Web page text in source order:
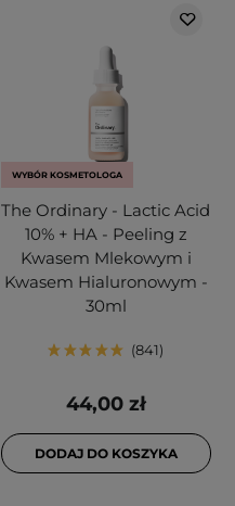
WYBÓR KOSMETOLOGA
The Ordinary - Lactic Acid
10% + HA - Peeling z
Kwasem Mlekowym i
Kwasem Hialuronowym -
30ml
841
44,00 zł
DODAJ DO KOSZYKA